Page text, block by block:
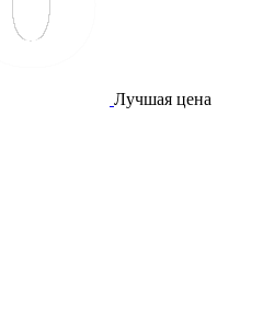
Лучшая цена